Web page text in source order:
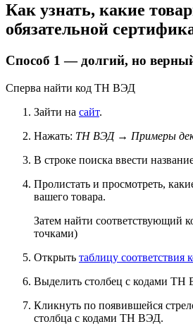
Как узнать, какие
обязательной
Способ 1 — долгий, но
Сперва найти код ТН ВЭД
Зайти на сайт.
Нажать: ТН ВЭД → Примеры
В строке поиска ввести
Пролистать и просмотреть,
вашего товара.
Затем найти соответствующий
точками)
Открыть таблицу соответствия
Выделить столбец с кодами ТН
Кликнуть по появившейся
столбца с кодами ТН ВЭД.